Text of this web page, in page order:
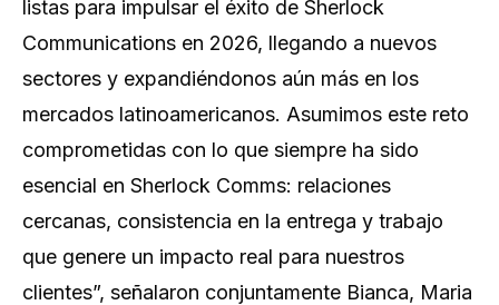
listas para impulsar el éxito de Sherlock
Communications en 2026, llegando a nuevos
sectores y expandiéndonos aún más en los
mercados latinoamericanos. Asumimos este reto
comprometidas con lo que siempre ha sido
esencial en Sherlock Comms: relaciones
cercanas, consistencia en la entrega y trabajo
que genere un impacto real para nuestros
clientes”, señalaron conjuntamente Bianca, Maria